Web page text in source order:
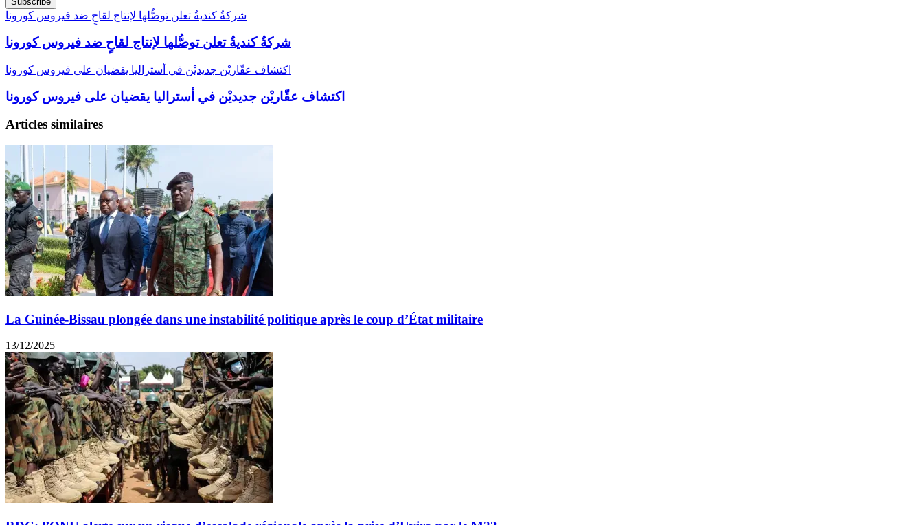
شركةٌ كنديةٌ تعلن توصُّلها لإنتاج لقاحٍ ضد فيروس كورونا
شركةٌ كنديةٌ تعلن توصُّلها لإنتاج لقاحٍ ضد فيروس كورونا
اكتشاف عقّاريْن جديديْن في أستراليا يقضيان على فيروس كورونا
اكتشاف عقّاريْن جديديْن في أستراليا يقضيان على فيروس كورونا
Articles similaires
La Guinée-Bissau plongée dans une instabilité politique après le coup d’État militaire
13/12/2025